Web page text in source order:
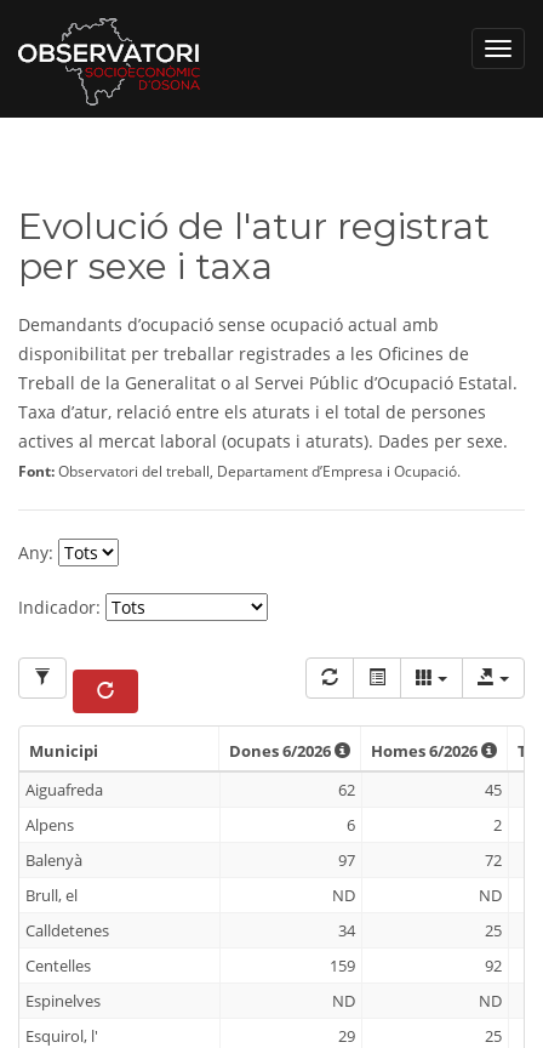
Evolució de l'atur registrat
per sexe i taxa
Demandants d’ocupació sense ocupació actual amb
disponibilitat per treballar registrades a les Oficines de
Treball de la Generalitat o al Servei Públic d’Ocupació Estatal.
Taxa d’atur, relació entre els aturats i el total de persones
actives al mercat laboral (ocupats i aturats). Dades per sexe.
Font:Observatori del treball, Departament d’Empresa i Ocupació.
Any:
Indicador:
Municipi Dones 6/2026 Homes 6/2026
Municipi Dones 6/2026 Homes 6/2026
Aiguafreda
62
45
Alpens
6
2
Balenyà
97
72
Brull, el
ND
ND
Calldetenes
34
25
Centelles
159
92
Espinelves
ND
ND
Esquirol, l'
29
25